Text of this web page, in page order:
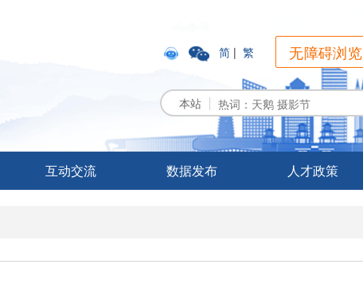
简 | 繁 无障碍浏览
本站
互动交流 数据发布 人才政策